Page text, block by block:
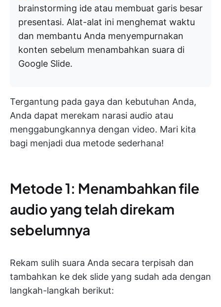
brainstorming ide atau membuat garis besar
presentasi. Alat-alat ini menghemat waktu
dan membantu Anda menyempurnakan
konten sebelum menambahkan suara di
Google Slide.
Tergantung pada gaya dan kebutuhan Anda,
Anda dapat merekam narasi audio atau
menggabungkannya dengan video. Mari kita
bagi menjadi dua metode sederhana!
Metode 1: Menambahkan file
audio yang telah direkam
sebelumnya
Rekam sulih suara Anda secara terpisah dan
tambahkan ke dek slide yang sudah ada dengan
langkah-langkah berikut: